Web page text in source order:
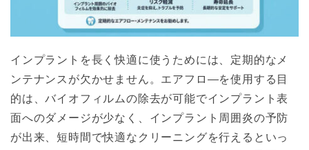
インプラントを長く快適に使うためには、定期的なメ
ンテナンスが欠かせません。エアフロ―を使用する目
的は、バイオフィルムの除去が可能でインプラント表
面へのダメージが少なく、インプラント周囲炎の予防
が出来、短時間で快適なクリーニングを行えるといっ